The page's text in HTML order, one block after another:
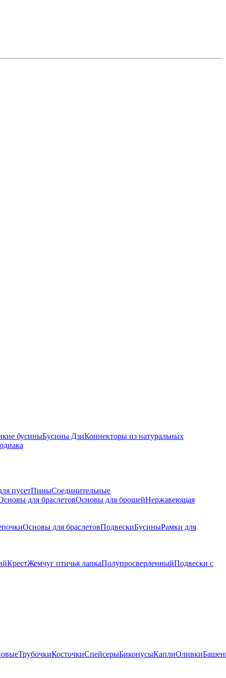
бусиныБусины ДзиКоннекторы из натуральных
пусетПиныСоединительные
для браслетовОсновы для брошейНержавеющая
Основы для браслетовПодвескиБусиныРамки для
КрестЖемчуг птичья лапкаПолупросверленныйПодвески с
ТрубочкиКосточкиСпейсерыБиконусыКаплиОливки